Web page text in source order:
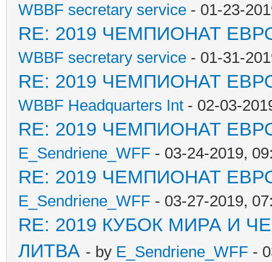
WBBF secretary service - 01-23-
RE: 2019 ЧЕМПИОНАТ
WBBF secretary service - 01-31-
RE: 2019 ЧЕМПИОНАТ
WBBF Headquarters Int - 02-03-
RE: 2019 ЧЕМПИОНАТ
E_Sendriene_WFF - 03-24-2019,
RE: 2019 ЧЕМПИОНАТ
E_Sendriene_WFF - 03-27-2019,
RE: 2019 КУБОК МИРА И
ЛИТВА - by E_Sendriene_WFF -